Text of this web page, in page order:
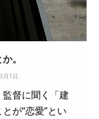
。
月1日
監督に聞く「建
が“恋愛”とい